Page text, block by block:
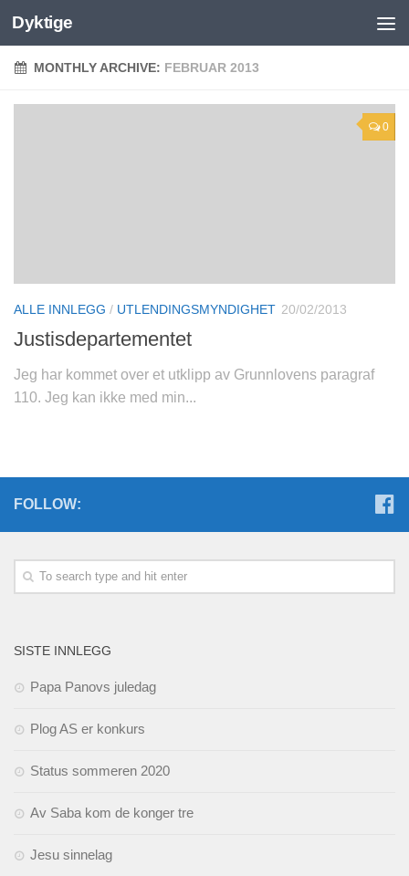
Dyktige
MONTHLY ARCHIVE: FEBRUAR 2013
0
ALLE INNLEGG / UTLENDINGSMYNDIGHET 20/02/2013
Justisdepartementet
Jeg har kommet over et utklipp av Grunnlovens paragraf
110. Jeg kan ikke med min...
FOLLOW:
SISTE INNLEGG
Papa Panovs juledag
Plog AS er konkurs
Status sommeren 2020
Av Saba kom de konger tre
Jesu sinnelag